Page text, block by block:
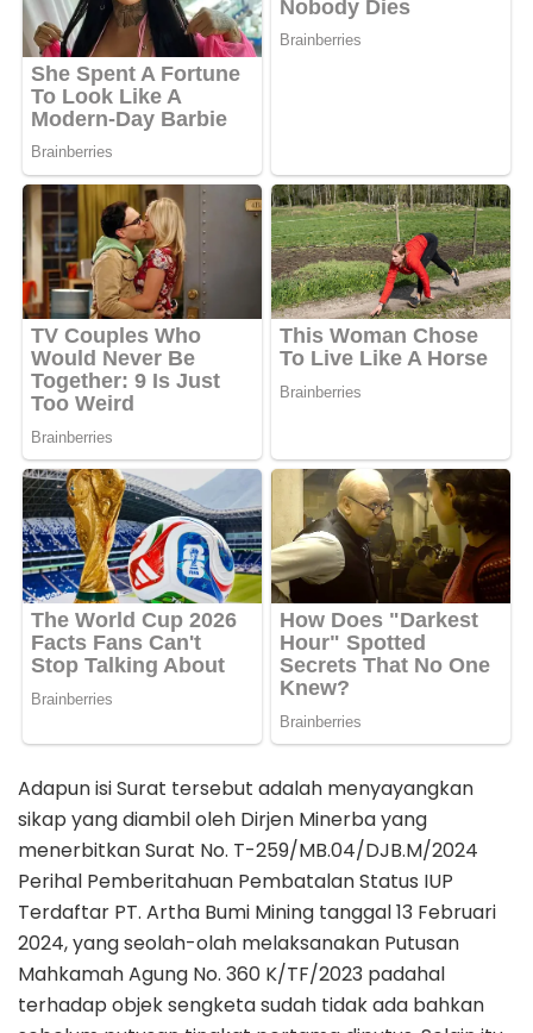
Adapun isi Surat tersebut adalah menyayangkan
sikap yang diambil oleh Dirjen Minerba yang
menerbitkan Surat No. T-259/MB.04/DJB.M/2024
Perihal Pemberitahuan Pembatalan Status IUP
Terdaftar PT. Artha Bumi Mining tanggal 13 Februari
2024, yang seolah-olah melaksanakan Putusan
Mahkamah Agung No. 360 K/TF/2023 padahal
terhadap objek sengketa sudah tidak ada bahkan